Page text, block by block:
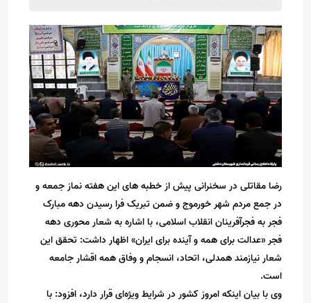
رضا مقاتلی در سخنرانی پیش از خطبه های این هفته نماز جمعه و
در جمع مردم شهر خورموج و ضمن تبریک فرا رسیدن دهه مبارک
فجر به فجرآفرینان انقلاب اسلامی، با اشاره به شعار محوری دهه
فجر «عدالت برای همه و آینده برای ایران» اظهار داشت: تحقق این
شعار نیازمند همدلی، اتحاد، انسجام و وفاق همه اقشار جامعه
است.
وی با بیان اینکه امروز کشور در شرایط ویژه‌ای قرار دارد، افزود: با